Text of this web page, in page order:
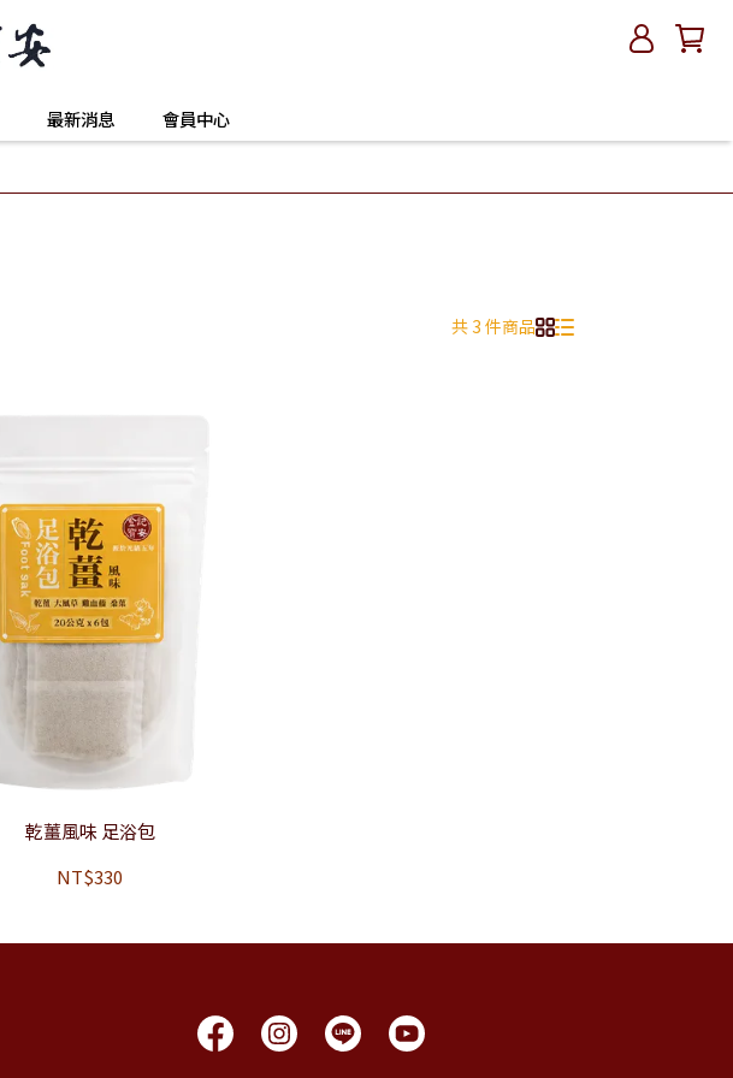
最新消息 會員中心
共 3 件商品
乾薑風味 足浴包
NT$330